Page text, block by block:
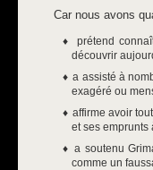
Car nous avons
prétend
découvrir
a assisté à
exagéré ou
affirme avoir
et ses emprunts
a soutenu
comme un